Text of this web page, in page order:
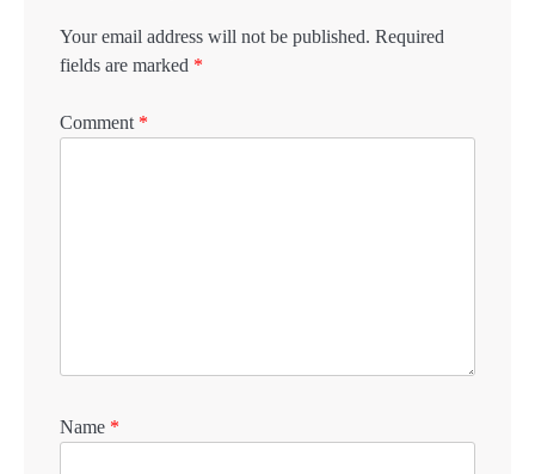
Your email address will not be published. Required
fields are marked *
Comment *
Name *